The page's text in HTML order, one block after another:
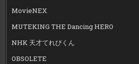
MovieNEX
MUTEKING THE Dancing HERO
NHK 天才てれびくん
OBSOLETE